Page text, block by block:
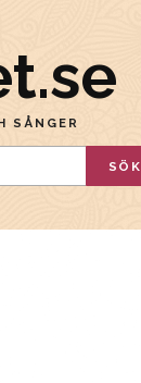
SÅNGER
SÖK